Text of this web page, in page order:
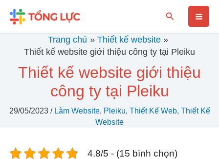
Tìm
Trang chủ
Thiết kế website
Thiết kế website giới thiệu công ty tại Pleiku
Thiết kế website giới thiệu
công ty tại Pleiku
29/05/2023 / Làm Website, Pleiku, Thiết Kế Web, Thiết Kế
Website
4.8/5 - (15 bình chọn)